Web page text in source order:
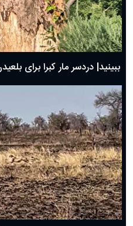
ببینید| دردسر مار کبرا برای